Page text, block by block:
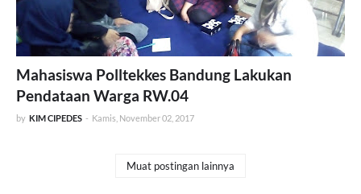
Mahasiswa Polltekkes Bandung Lakukan
Pendataan Warga RW.04
by KIM CIPEDES - Kamis, November 02, 2017
Muat postingan lainnya